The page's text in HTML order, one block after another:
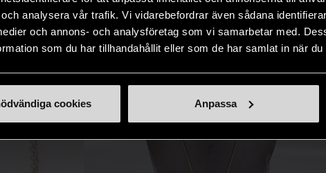
analysera vår trafik. Vi vidarebefordrar även sådana
och annons- och analysföretag som vi samarbetar med.
som du har tillhandahållit eller som de har samlat in när
cookies Anpassa
Hitta produkter som påminner om